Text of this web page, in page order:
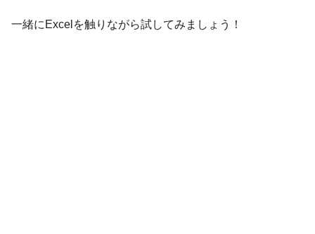
一緒にExcelを触りながら試してみましょう！